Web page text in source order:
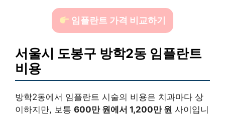
임플란트 가격 비교하기
서울시 도봉구 방학2동 임플란트
비용
방학2동에서 임플란트 시술의 비용은 치과마다 상
이하지만, 보통 600만 원에서 1,200만 원 사이입니